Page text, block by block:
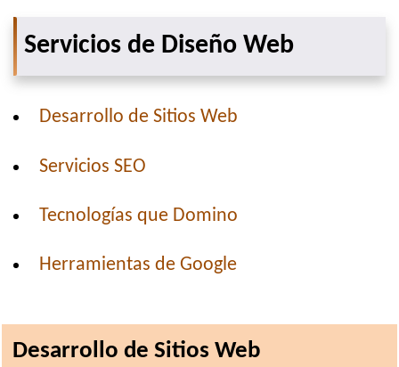
Servicios de Diseño Web
Desarrollo de Sitios Web
Servicios SEO
Tecnologías que Domino
Herramientas de Google
Desarrollo de Sitios Web